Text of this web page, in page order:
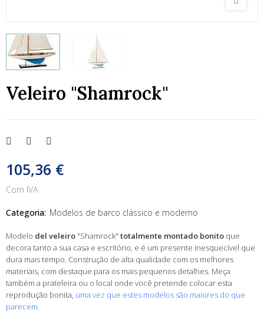
Veleiro "Shamrock"
105,36 €
Com IVA
Categoria: Modelos de barco clássico e moderno
Modelo del veleiro "Shamrock" totalmente montado bonito que
decora tanto a sua casa e escritório, e é um presente inesquecível que
dura mais tempo. Construção de alta qualidade com os melhores
materiais, com destaque para os mais pequenos detalhes. Meça
também a prateleira ou o local onde você pretende colocar esta
reprodução bonita, uma vez que estes modelos são maiores do que
parecem.